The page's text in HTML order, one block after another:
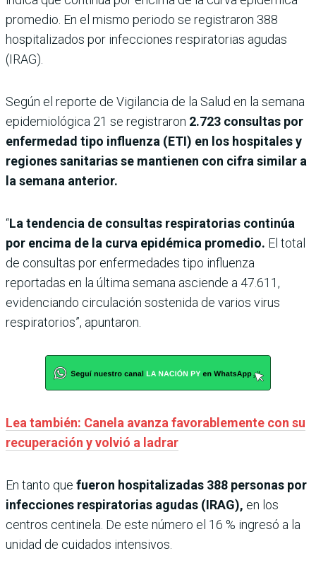
promedio. En el mismo periodo se registraron 388
hospitalizados por infecciones respiratorias agudas
(IRAG).
Según el reporte de Vigilancia de la Salud en la semana
epidemiológica 21 se registraron 2.723 consultas por
enfermedad tipo influenza (ETI) en los hospitales y
regiones sanitarias se mantienen con cifra similar a
la semana anterior.
“La tendencia de consultas respiratorias continúa
por encima de la curva epidémica promedio. El total
de consultas por enfermedades tipo influenza
reportadas en la última semana asciende a 47.611,
evidenciando circulación sostenida de varios virus
respiratorios”, apuntaron.
Lea también: Canela avanza favorablemente con su
recuperación y volvió a ladrar
En tanto que fueron hospitalizadas 388 personas por
infecciones respiratorias agudas (IRAG), en los
centros centinela. De este número el 16 % ingresó a la
unidad de cuidados intensivos.